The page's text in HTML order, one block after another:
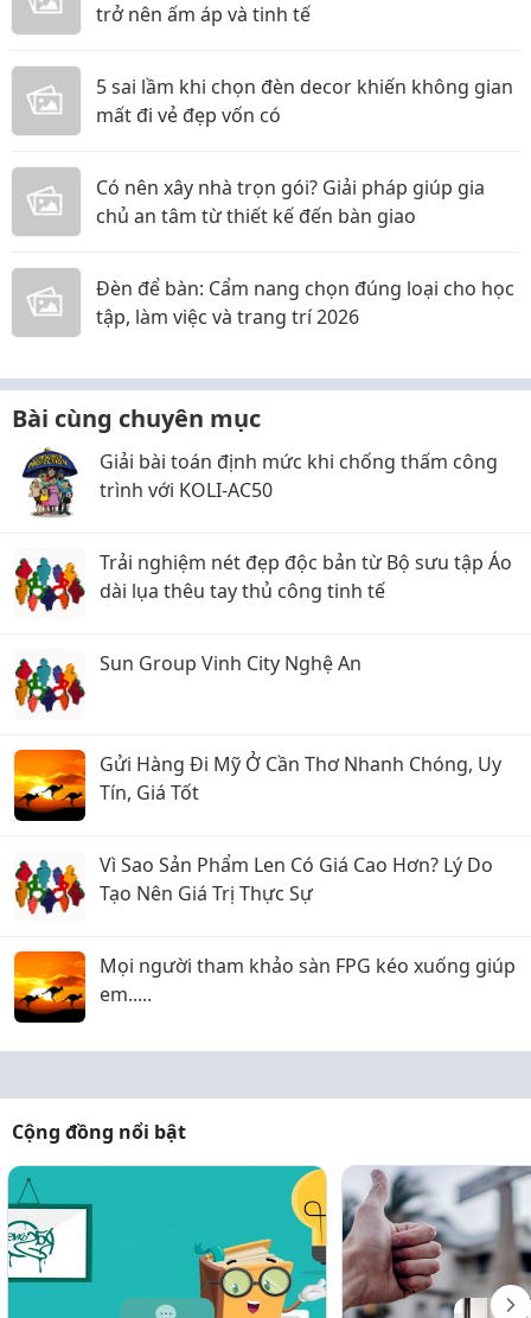
trở nên ấm áp và tinh tế
5 sai lầm khi chọn đèn decor khiến không gian
mất đi vẻ đẹp vốn có
Có nên xây nhà trọn gói? Giải pháp giúp gia
chủ an tâm từ thiết kế đến bàn giao
Đèn để bàn: Cẩm nang chọn đúng loại cho học
tập, làm việc và trang trí 2026
Bài cùng chuyên mục
Giải bài toán định mức khi chống thấm công
trình với KOLI-AC50
Trải nghiệm nét đẹp độc bản từ Bộ sưu tập Áo
dài lụa thêu tay thủ công tinh tế
Sun Group Vinh City Nghệ An
Gửi Hàng Đi Mỹ Ở Cần Thơ Nhanh Chóng, Uy
Tín, Giá Tốt
Vì Sao Sản Phẩm Len Có Giá Cao Hơn? Lý Do
Tạo Nên Giá Trị Thực Sự
Mọi người tham khảo sàn FPG kéo xuống giúp
em.....
Cộng đồng nổi bật